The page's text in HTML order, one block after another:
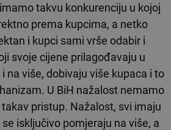
takvu konkurenciju u kojoj
prema kupcima, a netko
i kupci sami vrše odabir i
svoje cijene prilagođavaju u
na više, dobivaju više kupaca i to
U BiH nažalost nemamo
pristup. Nažalost, svi imaju
isključivo pomjeraju na više, a